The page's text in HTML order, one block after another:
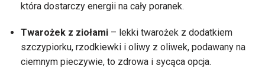
która dostarczy energii na cały poranek.
Twarożek z ziołami – lekki twarożek z dodatkiem
szczypiorku, rzodkiewki i oliwy z oliwek, podawany na
ciemnym pieczywie, to zdrowa i sycąca opcja.